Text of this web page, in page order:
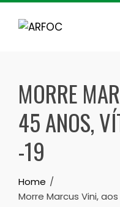
Skip
MORRE
45 ANOS,
-19
Home
Morre Marcus Vini,